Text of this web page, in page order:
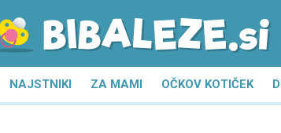
NAJSTNIKI ZA MAMI OČKOV KOTIČEK